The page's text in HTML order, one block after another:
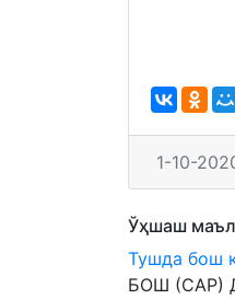
1-10-
Ўҳшаш
Тушда бош
БОШ (САР)